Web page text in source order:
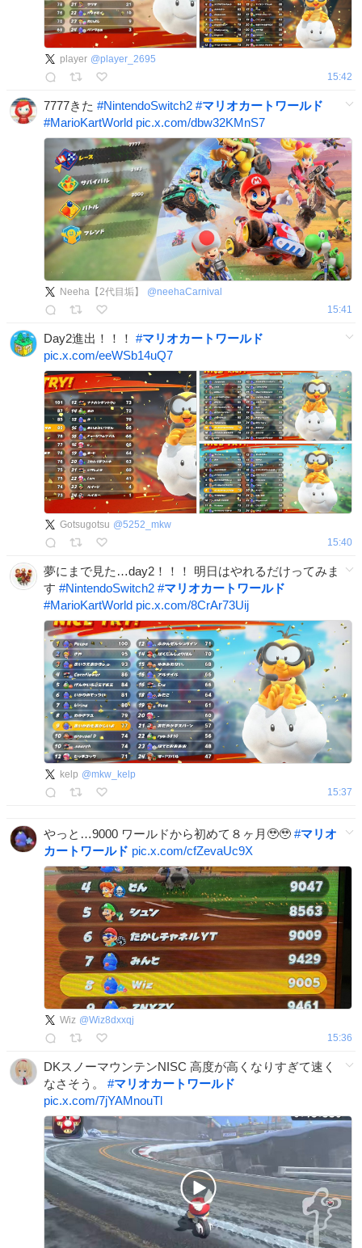
player @player_2695
15:42
7777きた #NintendoSwitch2 #マリオカートワールド
#MarioKartWorld pic.x.com/dbw32KMnS7
Neeha【2代目垢】 @neehaCarnival
15:41
Day2進出！！！ #マリオカートワールド
pic.x.com/eeWSb14uQ7
Gotsugotsu @5252_mkw
15:40
夢にまで見た…day2！！！ 明日はやれるだけってみま
す #NintendoSwitch2 #マリオカートワールド
#MarioKartWorld pic.x.com/8CrAr73Uij
kelp @mkw_kelp
15:37
やっと…9000 ワールドから初めて８ヶ月🥹🥹 #マリオ
カートワールド pic.x.com/cfZevaUc9X
Wiz @Wiz8dxxqj
15:36
DKスノーマウンテンNISC 高度が高くなりすぎて速く
なさそう。 #マリオカートワールド
pic.x.com/7jYAMnouTl